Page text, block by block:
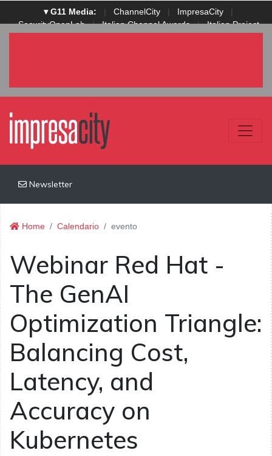
▾ G11 Media: | ChannelCity | ImpresaCity
|
SecurityOpenLab | Italian Channel Awards | Italian Project
Newsletter
Home Calendario evento
Webinar Red Hat -
The GenAI
Optimization Triangle:
Balancing Cost,
Latency, and
Accuracy on
Kubernetes